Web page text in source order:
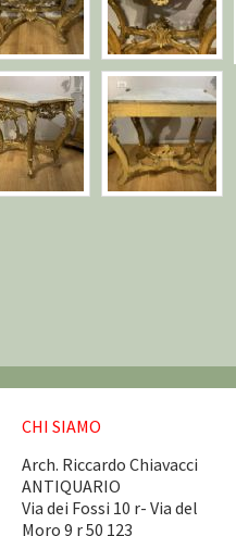
CHI SIAMO
Arch. Riccardo Chiavacci
ANTIQUARIO
Via dei Fossi 10 r- Via del
Moro 9 r 50 123